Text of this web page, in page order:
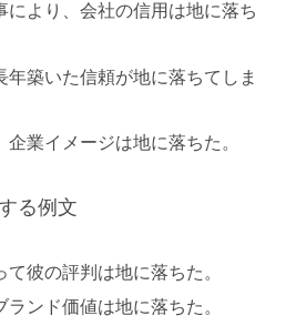
により、会社の信用は地に落ち
年築いた信頼が地に落ちてしま
業イメージは地に落ちた。
る例文
彼の評判は地に落ちた。
ンド価値は地に落ちた。